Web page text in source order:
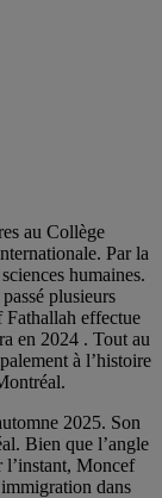
au Collège
Par la
humaines.
plusieurs
effectue
en 2024 . Tout au
à l’histoire
2025. Son
Bien que l’angle
l’instant, Moncef
dans